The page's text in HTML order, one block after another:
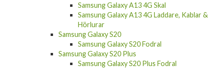
Samsung Galaxy A13 4G Skal
Samsung Galaxy A13 4G Laddare, Kablar &
Hörlurar
Samsung Galaxy S20
Samsung Galaxy S20 Fodral
Samsung Galaxy S20 Plus
Samsung Galaxy S20 Plus Fodral